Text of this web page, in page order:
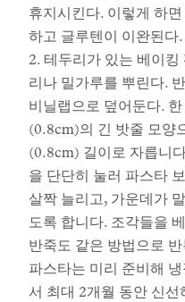
휴지시킨다. 이렇게 하
하고 글루텐이 이완된다.
2. 테두리가 있는 베이킹
리나 밀가루를 뿌린다.
비닐랩으로 덮어둔다.
(0.8cm)의 긴 밧줄 모양
(0.8cm) 길이로 자릅니
을 단단히 눌러 파스타
살짝 늘리고, 가운데가
도록 합니다. 조각들을
반죽도 같은 방법으로
파스타는 미리 준비해
서 최대 2개월 동안 신